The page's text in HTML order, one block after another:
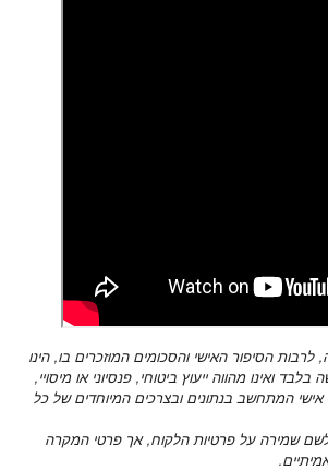
הסיפור האישי והסכומים המוזכרים בו, הינו
ואינו מהווה ייעוץ ביטוחי, פנסיוני או מיסויי,
אישי המתחשב בנתונים ובצרכים המיוחדים של כל
לשם שמירה על פרטיות הלקוח, אך פרטי המקרה